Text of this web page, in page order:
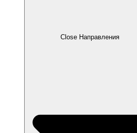
Close Направления